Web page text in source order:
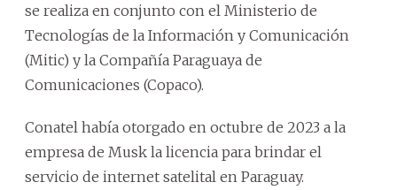
se realiza en conjunto con el Ministerio de
Tecnologías de la Información y Comunicación
(Mitic) y la Compañía Paraguaya de
Comunicaciones (Copaco).
Conatel había otorgado en octubre de 2023 a la
empresa de Musk la licencia para brindar el
servicio de internet satelital en Paraguay.